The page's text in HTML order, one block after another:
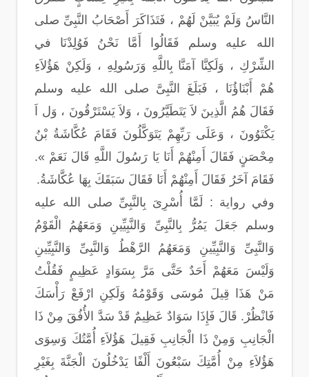
النَّاسُ وَلَمْ يُبَيَّنْ لَهُمْ ، فَتَذَاكَرَ أَصْحَابُ النَّبِىِّ صلى
الله عليه وسلم فَقَالُوا أَمَّا نَحْنُ فَوُلِدْنَا في
الشِّرْكِ ، وَلَكِنَّا آمَنَّا بِاللَّهِ وَرَسُولِهِ ، وَلَكِنْ هَؤُلاَءِ
هُمْ أَبْنَاؤُنَا ، فَبَلَغَ النَّبِىَّ صلى الله عليه وسلم
فَقَالَ هُمُ الَّذِينَ لاَ يَتَطَيَّرُونَ ، وَلاَ يَسْتَرْقُونَ ، وَل اَ
يَكْتَوُونَ ، وَعَلَى رَبِّهِمْ يَتَوَكَّلُونَ فَقَامَ عُكَّاشَةُ بْنُ
مِحْصَنٍ فَقَالَ أَمِنْهُمْ أَنَا يَا رَسُولَ اللَّهِ قَالَ نَعَمْ ».
فَقَامَ آخَرُ فَقَالَ أَمِنْهُمْ أَنَا فَقَالَ سَبَقَكَ بِهَا عُكَّاشَةُ.
وفي رواية : لَمَّا أُسْرِىَ بِالنَّبِىِّ صلى الله عليه
وسلم جَعَلَ يَمُرُّ بِالنَّبِىِّ وَالنَّبِيِّينِ وَمَعَهُمُ الْقَوْمُ
وَالنَّبِىِّ وَالنَّبِيِّينِ وَمَعَهُمُ الرَّهْطُ وَالنَّبِىِّ وَالنَّبِيِّينِ
وَلَيْسَ مَعَهُمْ أَحَدٌ حَتَّى مَرَّ بِسَوَادٍ عَظِيمٍ فَقُلْتُ
مَنْ هَذَا قِيلَ مُوسَى وَقَوْمُهُ وَلَكِنِ ارْفَعْ رَأْسَكَ
فَانْظُرْ. قَالَ فَإِذَا سَوَادٌ عَظِيمٌ قَدْ سَدَّ الأُفُقَ مِنْ ذَا
الْجَانِبِ وَمِنْ ذَا الْجَانِبِ فَقِيلَ هَؤُلاَءِ أُمَّتُكَ وَسِوَى
هَؤُلاَءِ مِنْ أُمَّتِكَ سَبْعُونَ أَلْفًا يَدْخُلُونَ الْجَنَّةَ بِغَيْرِ